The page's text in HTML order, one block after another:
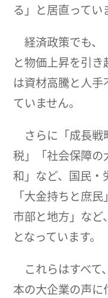
る」と居直ってい
経済政策でも、
と物価上昇を引き
は資材高騰と人
ていません。
さらに「成長戦
税」「社会保障
和」など、国民・
「大金持ちと庶
市部と地方」な
となっています。
これらはすべて
本の大企業の声